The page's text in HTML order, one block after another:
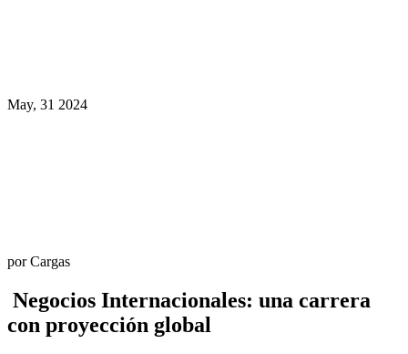
May, 31 2024
por Cargas
Negocios Internacionales: una carrera
con proyección global